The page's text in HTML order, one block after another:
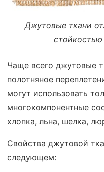
Джутовые ткани
Чаще всего джутовые
полотняное
могут использовать
многокомпонентные
хлопка, льна, шелка,
Свойства джутовой
следующем: